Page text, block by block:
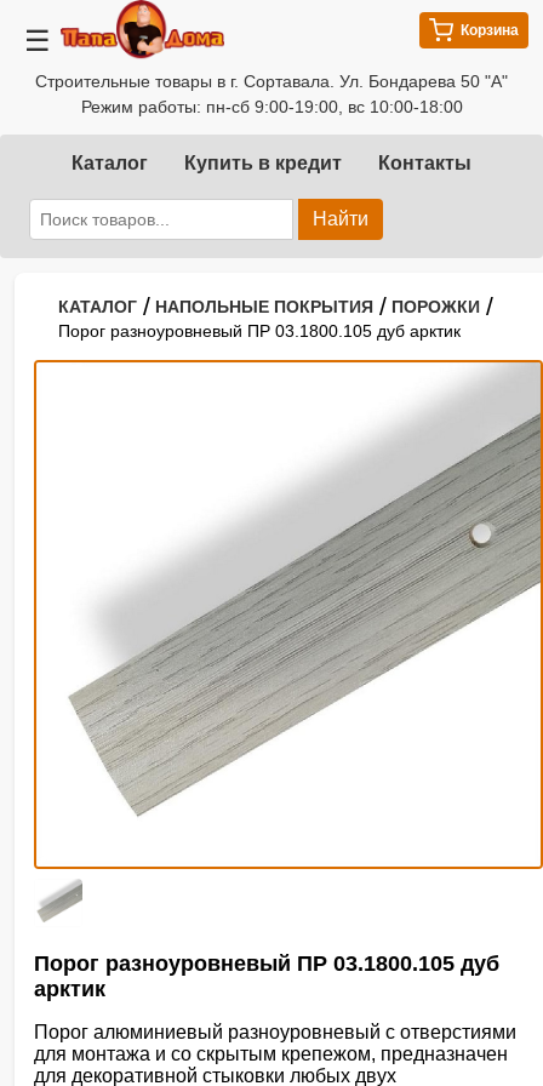
☰
Строительные товары в г. Сортавала. Ул. Бондарева 50 "А"
Режим работы: пн-сб 9:00-19:00, вс 10:00-18:00
Корзина
Каталог Купить в кредит Контакты
Найти
КАТАЛОГ / НАПОЛЬНЫЕ ПОКРЫТИЯ / ПОРОЖКИ /
Порог разноуровневый ПР 03.1800.105 дуб арктик
Порог разноуровневый ПР 03.1800.105 дуб
арктик
Порог алюминиевый разноуровневый с отверстиями
для монтажа и со скрытым крепежом, предназначен
для декоративной стыковки любых двух